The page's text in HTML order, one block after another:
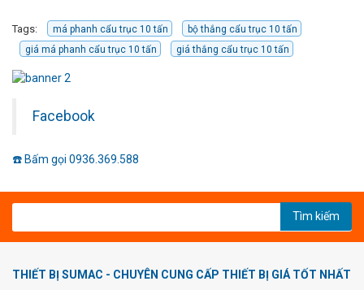
Tags: má phanh cẩu trục 10 tấn
bộ thắng cẩu trục 10 tấn
giá má phanh cẩu trục 10 tấn
giá thắng cẩu trục 10 tấn
Facebook
☎️ Bấm gọi 0936.369.588
Tìm kiếm
THIẾT BỊ SUMAC - CHUYÊN CUNG CẤP THIẾT BỊ GIÁ TỐT NHẤT